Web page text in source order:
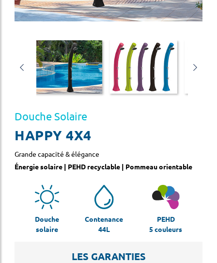
Douche Solaire
HAPPY 4X4
Grande capacité & élégance
Énergie solaire | PEHD recyclable | Pommeau orientable
Douche
solaire
Contenance
44L
PEHD
5 couleurs
LES GARANTIES